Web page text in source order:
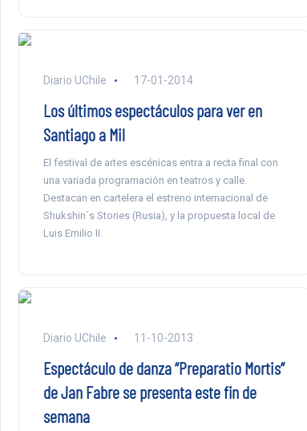
Diario UChile 17-01-2014
Los últimos espectáculos para ver en
Santiago a Mil
El festival de artes escénicas entra a recta final con
una variada programación en teatros y calle.
Destacan en cartelera el estreno internacional de
Shukshin´s Stories (Rusia), y la propuesta local de
Luis Emilio II.
Diario UChile 11-10-2013
Espectáculo de danza “Preparatio Mortis”
de Jan Fabre se presenta este fin de
semana